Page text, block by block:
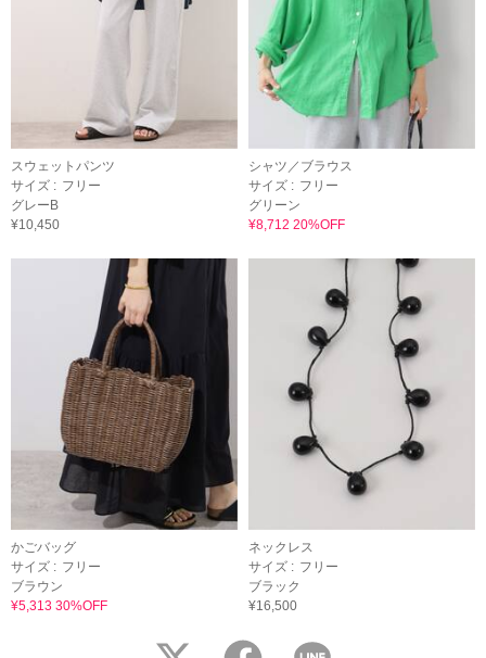
スウェットパンツ
サイズ : フリー
グレーB
¥10,450
シャツ／ブラウス
サイズ : フリー
グリーン
¥8,712 20%OFF
かごバッグ
サイズ : フリー
ブラウン
¥5,313 30%OFF
ネックレス
サイズ : フリー
ブラック
¥16,500
twitter facebook